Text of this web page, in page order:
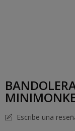
Escribe una